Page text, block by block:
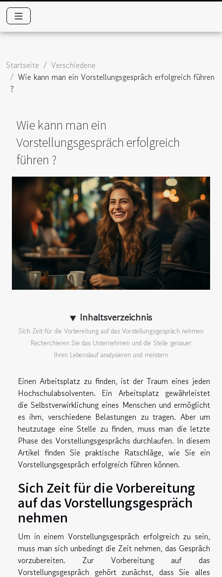
Startseite
Verschiedene
Wie kann man ein Vorstellungsgespräch erfolgreich führen
?
Wie kann man ein
Vorstellungsgespräch erfolgreich
führen ?
Inhaltsverzeichnis
Sich Zeit für die Vorbereitung auf das Vorstellungsgespräch nehmen
Recherchieren Sie das Unternehmen und die Stelle genauer
Ihren Lebenslauf analysieren und meistern
Einen Arbeitsplatz zu finden, ist der Traum eines jeden
Hochschulabsolventen. Ein Arbeitsplatz gewährleistet
die Selbstverwirklichung eines Menschen und ermöglicht
es ihm, verschiedene Belastungen zu tragen. Aber um
heutzutage eine Stelle zu finden, muss man die letzte
Phase des Vorstellungsgesprächs durchlaufen. In diesem
Artikel finden Sie praktische Ratschläge, wie Sie ein
Vorstellungsgespräch erfolgreich führen können.
Sich Zeit für die Vorbereitung
auf das Vorstellungsgespräch
nehmen
Um in einem Vorstellungsgespräch erfolgreich zu sein,
muss man sich unbedingt die Zeit nehmen, das Gespräch
vorzubereiten. Zur Vorbereitung auf das
Vorstellungsgespräch gehört zunächst, dass Sie alles